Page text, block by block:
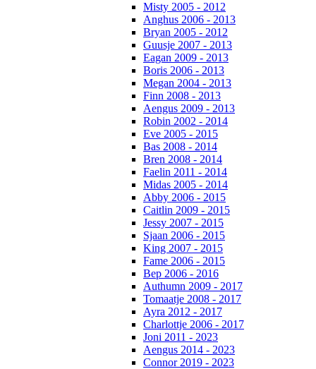
Misty 2005 - 2012
Anghus 2006 - 2013
Bryan 2005 - 2012
Guusje 2007 - 2013
Eagan 2009 - 2013
Boris 2006 - 2013
Megan 2004 - 2013
Finn 2008 - 2013
Aengus 2009 - 2013
Robin 2002 - 2014
Eve 2005 - 2015
Bas 2008 - 2014
Bren 2008 - 2014
Faelin 2011 - 2014
Midas 2005 - 2014
Abby 2006 - 2015
Caitlin 2009 - 2015
Jessy 2007 - 2015
Sjaan 2006 - 2015
King 2007 - 2015
Fame 2006 - 2015
Bep 2006 - 2016
Authumn 2009 - 2017
Tomaatje 2008 - 2017
Ayra 2012 - 2017
Charlottje 2006 - 2017
Joni 2011 - 2023
Aengus 2014 - 2023
Connor 2019 - 2023